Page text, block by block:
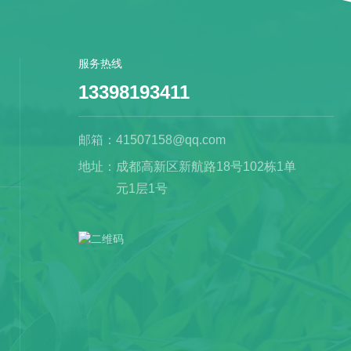
服务热线
13398193411
邮箱： 41507158@qq.com
地址： 成都高新区新航路18号102栋1单
元1层1号